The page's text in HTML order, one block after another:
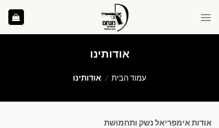
אודותינו
עמוד הבית / אודותינו
אודות אימפריאל נשק ותחמושת